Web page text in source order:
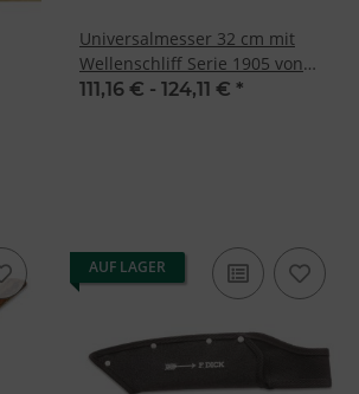
Universalmesser 32 cm mit
Wellenschliff Serie 1905 von
Dick
111,16 € - 124,11 € *
AUF LAGER